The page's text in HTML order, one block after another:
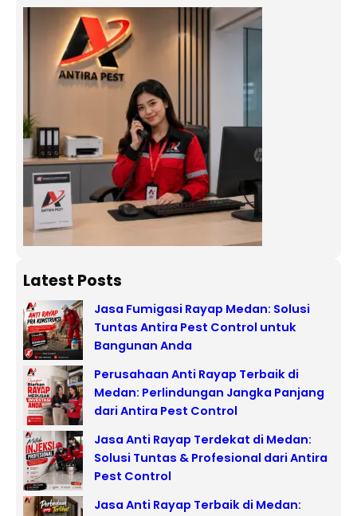
Latest Posts
Jasa Fumigasi Rayap Medan: Solusi
Tuntas Antira Pest Control untuk
Bangunan Anda
Perusahaan Anti Rayap Terbaik di
Medan: Perlindungan Jangka Panjang
dari Antira Pest Control
Jasa Anti Rayap Terdekat di Medan:
Solusi Tuntas & Profesional dari Antira
Pest Control
Jasa Anti Rayap Terbaik di Medan: